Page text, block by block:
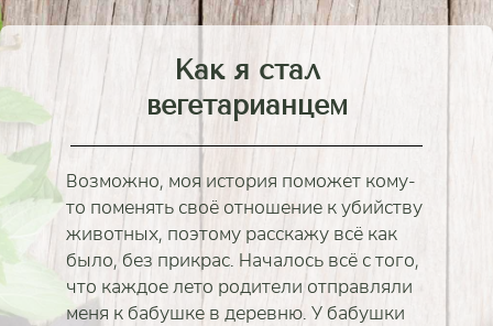
Как я стал
вегетарианцем
Возможно, моя история поможет кому-
то поменять своё отношение к убийству
животных, поэтому расскажу всё как
было, без прикрас. Началось всё с того,
что каждое лето родители отправляли
меня к бабушке в деревню. У бабушки